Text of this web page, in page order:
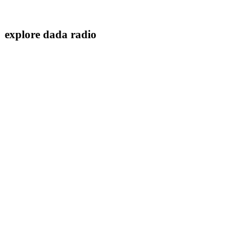
explore dada radio